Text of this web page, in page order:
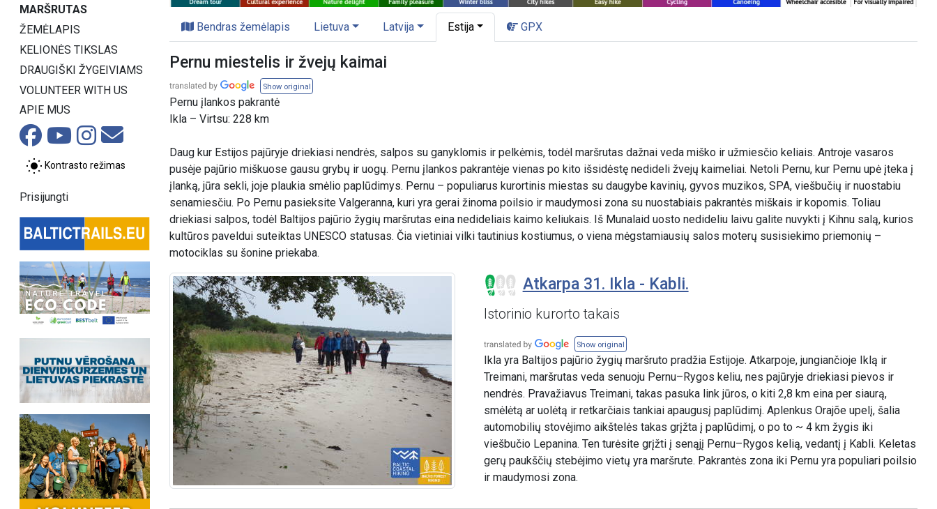
MARŠRUTAS
ŽEMĖLAPIS
KELIONĖS TIKSLAS
DRAUGIŠKI ŽYGEIVIAMS
VOLUNTEER WITH US
APIE MUS
Kontrasto režimas
Prisijungti
Bendras žemėlapis Lietuva Latvija Estija GPX
Pernu miestelis ir žvejų kaimai
Show original
Pernu įlankos pakrantė
Ikla – Virtsu: 228 km
Daug kur Estijos pajūryje driekiasi nendrės, salpos su ganyklomis ir pelkėmis, todėl maršrutas dažnai veda miško ir užmiesčio keliais. Antroje vasaros
pusėje pajūrio miškuose gausu grybų ir uogų. Pernu įlankos pakrantėje vienas po kito išsidėstę nedideli žvejų kaimeliai. Netoli Pernu, kur Pernu upė įteka į
įlanką, jūra sekli, joje plaukia smėlio paplūdimys. Pernu – populiarus kurortinis miestas su daugybe kavinių, gyvos muzikos, SPA, viešbučių ir nuostabiu
senamiesčiu. Po Pernu pasieksite Valgeranna, kuri yra gerai žinoma poilsio ir maudymosi zona su nuostabiais pakrantės miškais ir kopomis. Toliau
driekiasi salpos, todėl Baltijos pajūrio žygių maršrutas eina nedideliais kaimo keliukais. Iš Munalaid uosto nedideliu laivu galite nuvykti į Kihnu salą, kurios
kultūros paveldui suteiktas UNESCO statusas. Čia vietiniai vilki tautinius kostiumus, o viena mėgstamiausių salos moterų susisiekimo priemonių –
motociklas su šonine priekaba.
Atkarpa 31. Ikla - Kabli.
Istorinio kurorto takais
Show original
Ikla yra Baltijos pajūrio žygių maršruto pradžia Estijoje. Atkarpoje, jungiančioje Iklą ir
Treimani, maršrutas veda senuoju Pernu–Rygos keliu, nes pajūryje driekiasi pievos ir
nendrės. Pravažiavus Treimani, takas pasuka link jūros, o kiti 2,8 km eina per siaurą,
smėlėtą ar uolėtą ir retkarčiais tankiai apaugusį paplūdimį. Aplenkus Orajõe upelį, šalia
automobilių stovėjimo aikštelės takas grįžta į paplūdimį, o po to ~ 4 km žygis iki
viešbučio Lepanina. Ten turėsite grįžti į senąjį Pernu–Rygos kelią, vedantį į Kabli. Keletas
gerų paukščių stebėjimo vietų yra maršrute. Pakrantės zona iki Pernu yra populiari poilsio
ir maudymosi zona.